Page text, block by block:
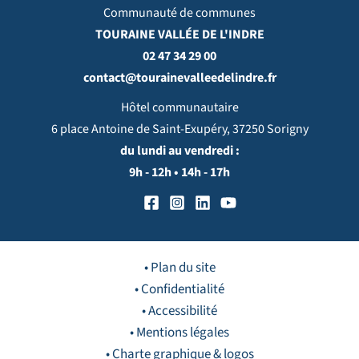
Communauté de communes
TOURAINE VALLÉE DE L'INDRE
02 47 34 29 00
contact@tourainevalleedelindre.fr
Hôtel communautaire
6 place Antoine de Saint-Exupéry, 37250 Sorigny
du lundi au vendredi :
9h - 12h • 14h - 17h
• Plan du site
• Confidentialité
• Accessibilité
• Mentions légales
• Charte graphique & logos